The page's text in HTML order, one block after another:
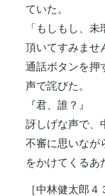
ていた。
「もしもし、
頂いてすみませ
通話ボタンを押
声で詫びた。
『君、誰？』
訝しげな声で、
不審に思いなが
をかけてくるあ
［中林健太郎